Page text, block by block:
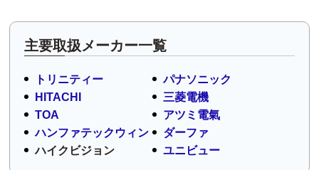
主要取扱メーカー一覧
トリニティー
パナソニック
HITACHI
三菱電機
TOA
アツミ電氣
ハンファテックウィン
ダーファ
ハイクビジョン
ユニビュー